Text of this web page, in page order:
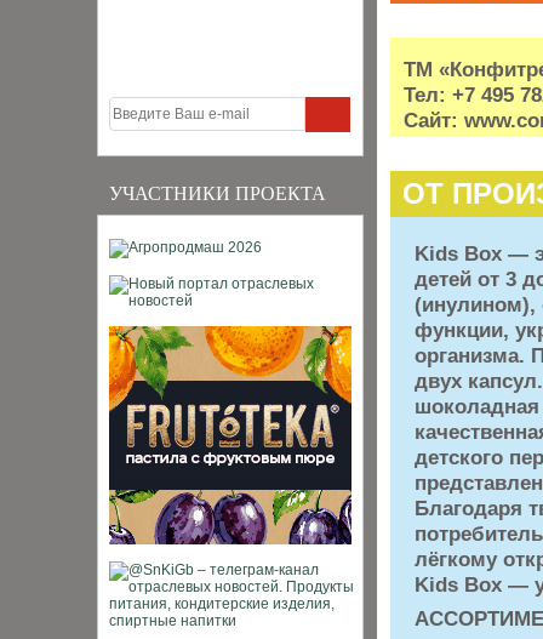
УЧАСТНИКИ ПРОЕКТА
ТМ
Тел: +7 495
Сайт:
ОТ
Kids Box —
детей от 3
функции,
организма.
двух
детского
Благодаря
лёгкому
Kids Box —